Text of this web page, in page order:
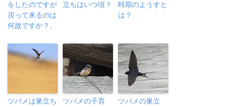
をしたのですが
戻って来るのは
何故ですか？、
立ちはいつ頃？
時期のようすと
は？
ツバメは巣立ち
ツバメの子育
ツバメの巣立